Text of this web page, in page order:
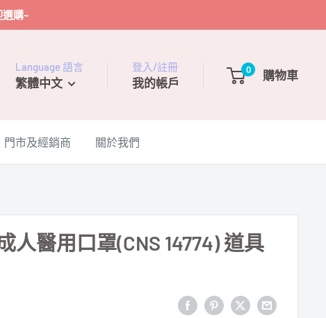
購~
Language 語言
繁體中文
登入/註冊
我的帳戶
0 購物車
門市及經銷商 關於我們
人醫用口罩(CNS 14774) 道具